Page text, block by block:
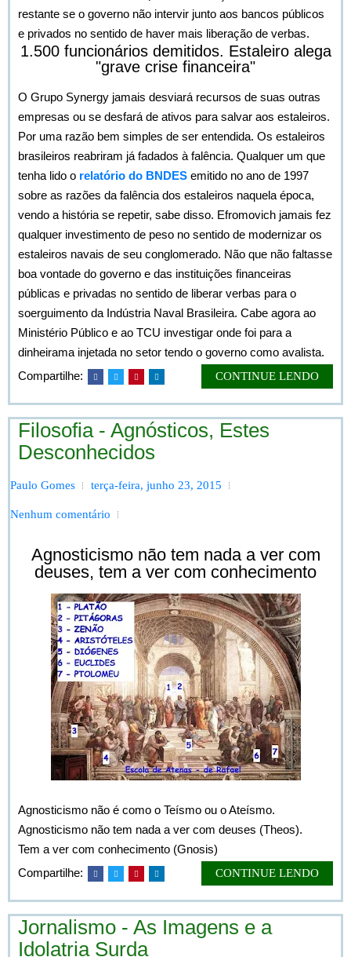
restante se o governo não intervir junto aos bancos públicos
e privados no sentido de haver mais liberação de verbas.
1.500 funcionários demitidos. Estaleiro alega
"grave crise financeira"
O Grupo Synergy jamais desviará recursos de suas outras
empresas ou se desfará de ativos para salvar aos estaleiros.
Por uma razão bem simples de ser entendida. Os estaleiros
brasileiros reabriram já fadados à falência. Qualquer um que
tenha lido o relatório do BNDES emitido no ano de 1997
sobre as razões da falência dos estaleiros naquela época,
vendo a história se repetir, sabe disso. Efromovich jamais fez
qualquer investimento de peso no sentido de modernizar os
estaleiros navais de seu conglomerado. Não que não faltasse
boa vontade do governo e das instituições financeiras
públicas e privadas no sentido de liberar verbas para o
soerguimento da Indústria Naval Brasileira. Cabe agora ao
Ministério Público e ao TCU investigar onde foi para a
dinheirama injetada no setor tendo o governo como avalista.
Compartilhe:
CONTINUE LENDO
Filosofia - Agnósticos, Estes
Desconhecidos
Paulo Gomes terça-feira, junho 23, 2015
Nenhum comentário
Agnosticismo não tem nada a ver com
deuses, tem a ver com conhecimento
Agnosticismo não é como o Teísmo ou o Ateísmo.
Agnosticismo não tem nada a ver com deuses (Theos).
Tem a ver com conhecimento (Gnosis)
Compartilhe:
CONTINUE LENDO
Jornalismo - As Imagens e a
Idolatria Surda